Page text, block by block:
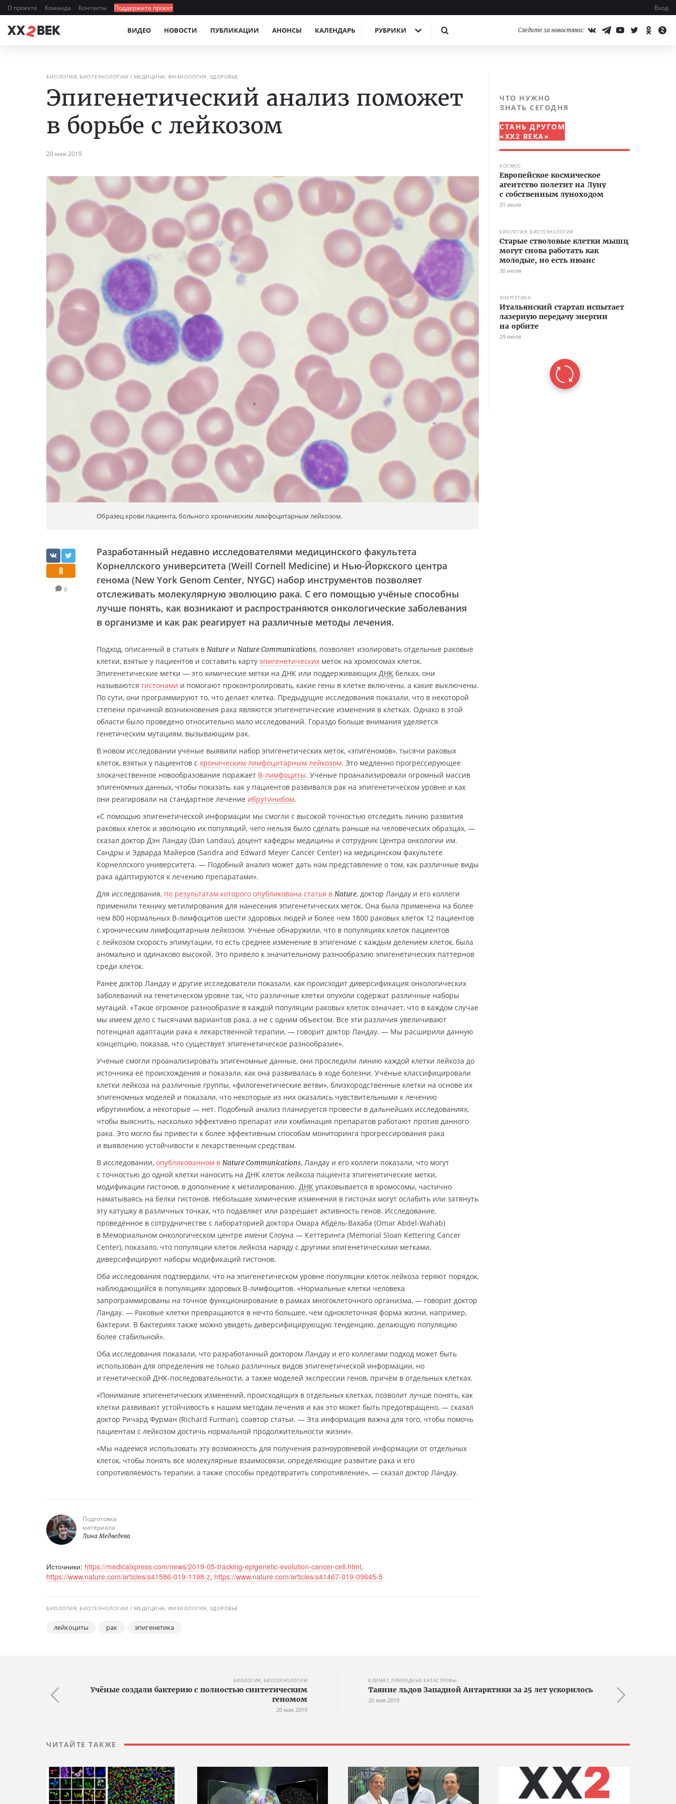
О проекте Команда Контакты Поддержите проект Вход
ВИДЕО НОВОСТИ ПУБЛИКАЦИИ АНОНСЫ КАЛЕНДАРЬ РУБРИКИ Следите за новостями:
БИОЛОГИЯ, БИОТЕХНОЛОГИИ МЕДИЦИНА, ФИЗИОЛОГИЯ, ЗДОРОВЬЕ
Эпигенетический анализ поможет
в борьбе с лейкозом
20 мая 2019
Образец крови пациента, больного хроническим лимфоцитарным лейкозом.
0
Разработанный недавно исследователями медицинского факультета
Корнеллского университета (Weill Cornell Medicine) и Нью-Йоркского центра
генома (New York Genom Center, NYGC) набор инструментов позволяет
отслеживать молекулярную эволюцию рака. С его помощью учёные способны
лучше понять, как возникают и распространяются онкологические заболевания
в организме и как рак реагирует на различные методы лечения.
Подход, описанный в статьях в Nature и Nature Communications, позволяет изолировать отдельные раковые
клетки, взятые у пациентов и составить карту эпигенетических меток на хромосомах клеток.
Эпигенетические метки — это химические метки на ДНК или поддерживающих ДНК белках, они
называются гистонами и помогают проконтролировать, какие гены в клетке включены, а какие выключены.
По сути, они программируют то, что делает клетка. Предыдущие исследования показали, что в некоторой
степени причиной возникновения рака являются эпигенетические изменения в клетках. Однако в этой
области было проведено относительно мало исследований. Гораздо больше внимания уделяется
генетическим мутациям, вызывающим рак.
В новом исследовании учёные выявили набор эпигенетических меток, «эпигеномов», тысячи раковых
клеток, взятых у пациентов с хроническим лимфоцитарным лейкозом. Это медленно прогрессирующее
злокачественное новообразование поражает B-лимфоциты. Учёные проанализировали огромный массив
эпигеномных данных, чтобы показать, как у пациентов развивался рак на эпигенетическом уровне и как
они реагировали на стандартное лечение ибрутинибом.
«С помощью эпигенетической информации мы смогли с высокой точностью отследить линию развития
раковых клеток и эволюцию их популяций, чего нельзя было сделать раньше на человеческих образцах, —
сказал доктор Дэн Ландау (Dan Landau), доцент кафедры медицины и сотрудник Центра онкологии им.
Сандры и Эдварда Майеров (Sandra and Edward Meyer Cancer Center) на медицинском факультете
Корнеллского университета. — Подобный анализ может дать нам представление о том, как различные виды
рака адаптируются к лечению препаратами».
Для исследования, по результатам которого опубликована статья в Nature, доктор Ландау и его коллеги
применили технику метилирования для нанесения эпигенетических меток. Она была применена на более
чем 800 нормальных B-лимфоцитов шести здоровых людей и более чем 1800 раковых клеток 12 пациентов
с хроническим лимфоцитарным лейкозом. Учёные обнаружили, что в популяциях клеток пациентов
с лейкозом скорость эпимутации, то есть среднее изменение в эпигеноме с каждым делением клеток, была
аномально и одинаково высокой. Это привело к значительному разнообразию эпигенетических паттернов
среди клеток.
Ранее доктор Ландау и другие исследователи показали, как происходит диверсификация онкологических
заболеваний на генетическом уровне так, что различные клетки опухоли содержат различные наборы
мутаций. «Такое огромное разнообразие в каждой популяции раковых клеток означает, что в каждом случае
мы имеем дело с тысячами вариантов рака, а не с одним объектом. Все эти различия увеличивают
потенциал адаптации рака к лекарственной терапии, — говорит доктор Ландау. — Мы расширили данную
концепцию, показав, что существует эпигенетическое разнообразие».
Учёные смогли проанализировать эпигеномные данные, они проследили линию каждой клетки лейкоза до
источника её происхождения и показали, как она развивалась в ходе болезни. Учёные классифицировали
клетки лейкоза на различные группы, «филогенетические ветви», близкородственные клетки на основе их
эпигеномных моделей и показали, что некоторые из них оказались чувствительными к лечению
ибрутинибом, а некоторые — нет. Подобный анализ планируется провести в дальнейших исследованиях,
чтобы выяснить, насколько эффективно препарат или комбинация препаратов работают против данного
рака. Это могло бы привести к более эффективным способам мониторинга прогрессирования рака
и выявлению устойчивости к лекарственным средствам.
В исследовании, опубликованном в Nature Communications, Ландау и его коллеги показали, что могут
с точностью до одной клетки наносить на ДНК клеток лейкоза пациента эпигенетические метки,
модификации гистонов, в дополнение к метилированию. ДНК упаковывается в хромосомы, частично
наматываясь на белки гистонов. Небольшие химические изменения в гистонах могут ослабить или затянуть
эту катушку в различных точках, что подавляет или разрешает активность генов. Исследование,
проведённое в сотрудничестве с лабораторией доктора Омара Абдель-Вахаба (Omar Abdel-Wahab)
в Мемориальном онкологическом центре имени Слоуна — Кеттеринга (Memorial Sloan Kettering Cancer
Center), показало, что популяции клеток лейкоза наряду с другими эпигенетическими метками,
диверсифицируют наборы модификаций гистонов.
Оба исследования подтвердили, что на эпигенетическом уровне популяции клеток лейкоза теряют порядок,
наблюдающийся в популяциях здоровых B-лимфоцитов. «Нормальные клетки человека
запрограммированы на точное функционирование в рамках многоклеточного организма, — говорит доктор
Ландау. — Раковые клетки превращаются в нечто большее, чем одноклеточная форма жизни, например,
бактерии. В бактериях также можно увидеть диверсифицирующую тенденцию, делающую популяцию
более стабильной».
Оба исследования показали, что разработанный доктором Ландау и его коллегами подход может быть
использован для определения не только различных видов эпигенетической информации, но
и генетической ДНК-последовательности, а также моделей экспрессии генов, причём в отдельных клетках.
«Понимание эпигенетических изменений, происходящих в отдельных клетках, позволит лучше понять, как
клетки развивают устойчивость к нашим методам лечения и как это может быть предотвращено, — сказал
доктор Ричард Фурман (Richard Furman), соавтор статьи. — Эта информация важна для того, чтобы помочь
пациентам с лейкозом достичь нормальной продолжительности жизни».
«Мы надеемся использовать эту возможность для получения разноуровневой информации от отдельных
клеток, чтобы понять все молекулярные взаимосвязи, определяющие развитие рака и его
сопротивляемость терапии, а также способы предотвратить сопротивление», — сказал доктор Ландау.
Подготовка
материала
Лина Медведева
Источники: https://medicalxpress.com/news/2019-05-tracking-epigenetic-evolution-cancer-cell.html,
https://www.nature.com/articles/s41586-019-1198-z, https://www.nature.com/articles/s41467-019-09645-5
БИОЛОГИЯ, БИОТЕХНОЛОГИИ МЕДИЦИНА, ФИЗИОЛОГИЯ, ЗДОРОВЬЕ
лейкоциты рак эпигенетика
ЧТО НУЖНО
ЗНАТЬ СЕГОДНЯ
СТАНЬ ДРУГОМ
«XX2 ВЕКА»
КОСМОС
Европейское космическое
агентство полетит на Луну
с собственным луноходом
31 июля
БИОЛОГИЯ, БИОТЕХНОЛОГИИ
Старые стволовые клетки мышц
могут снова работать как
молодые, но есть нюанс
30 июля
ЭНЕРГЕТИКА
Итальянский стартап испытает
лазерную передачу энергии
на орбите
29 июля
БИОЛОГИЯ, БИОТЕХНОЛОГИИ
Учёные создали бактерию с полностью синтетическим
геномом
20 мая 2019
КЛИМАТ, ПРИРОДНЫЕ КАТАСТРОФЫ
Таяние льдов Западной Антарктики за 25 лет ускорилось
20 мая 2019
ЧИТАЙТЕ ТАКЖЕ